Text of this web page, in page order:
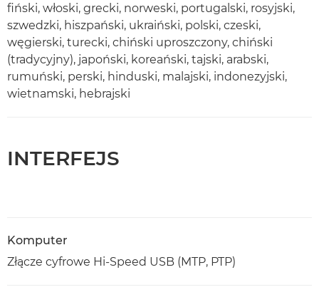
fiński, włoski, grecki, norweski, portugalski, rosyjski,
szwedzki, hiszpański, ukraiński, polski, czeski,
węgierski, turecki, chiński uproszczony, chiński
(tradycyjny), japoński, koreański, tajski, arabski,
rumuński, perski, hinduski, malajski, indonezyjski,
wietnamski, hebrajski
INTERFEJS
Komputer
Złącze cyfrowe Hi-Speed USB (MTP, PTP)